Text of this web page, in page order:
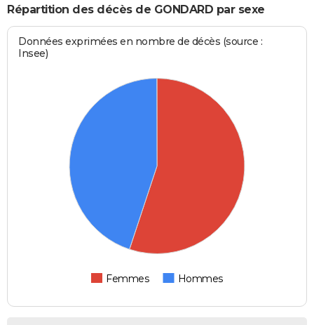
Répartition des décès de GONDARD par sexe
Données exprimées en nombre de décès (source :
Insee)
Femmes Hommes